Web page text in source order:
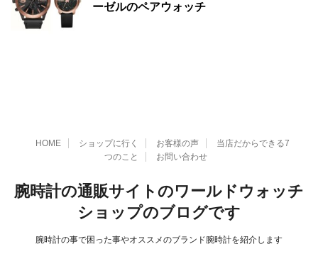
ーゼルのペアウォッチ
HOME ショップに行く お客様の声
当店だからできる7
つのこと
お問い合わせ
腕時計の通販サイトのワールドウォッチ
ショップのブログです
腕時計の事で困った事やオススメのブランド腕時計を紹介します